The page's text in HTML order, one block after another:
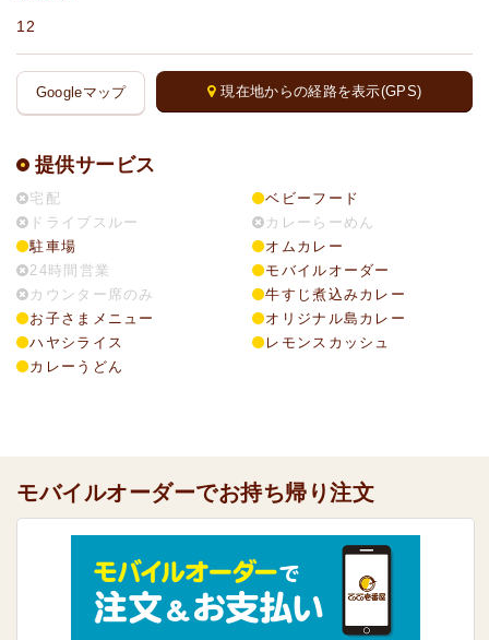
12
Googleマップ 現在地からの経路を表示(GPS)
提供サービス
宅配
ドライブスルー
駐車場
24時間営業
カウンター席のみ
お子さまメニュー
ハヤシライス
カレーうどん
ベビーフード
カレーらーめん
オムカレー
モバイルオーダー
牛すじ煮込みカレー
オリジナル島カレー
レモンスカッシュ
モバイルオーダーでお持ち帰り注文